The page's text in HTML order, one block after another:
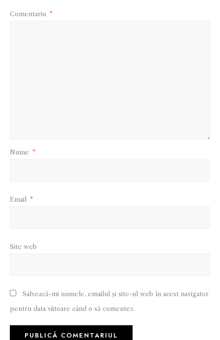
Comentariu *
Nume *
Email *
Site web
Salvează-mi numele, emailul și site-ul web în acest navigator
pentru data viitoare când o să comentez.